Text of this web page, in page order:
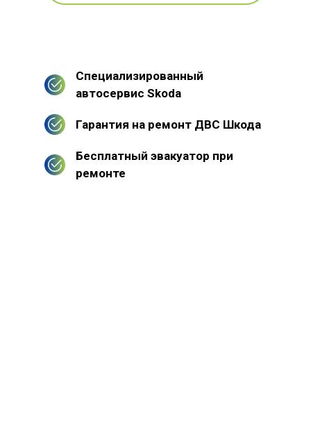
Специализированный
автосервис Skoda
Гарантия на ремонт ДВС Шкода
Бесплатный эвакуатор при
ремонте